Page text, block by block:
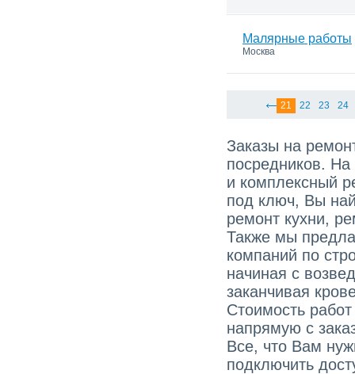
Малярные работы
Москва
21 22 23 24
Заказы на
посредников.
и комплексный
под ключ, Вы
ремонт кухни,
Также мы
компаний по
начиная с
заканчивая
Стоимость
напрямую с
Все, что Вам
подключить